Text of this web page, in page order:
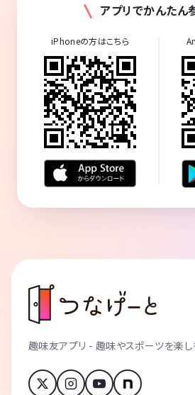
アプリでかんたん
iPhoneの方はこちら
趣味友アプリ - 趣味やスポーツを楽し